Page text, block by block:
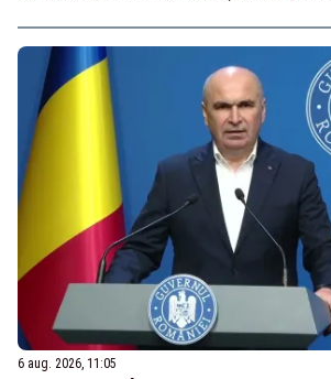
6 aug. 2026, 11:05